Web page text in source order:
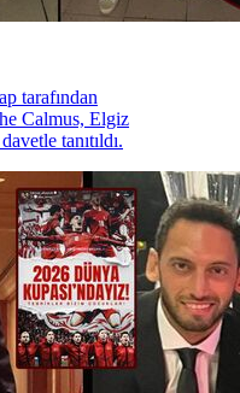
tarafından
Calmus, Elgiz
tanıtıldı.